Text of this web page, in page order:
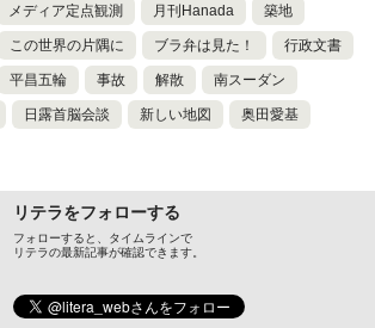
メディア定点観測 月刊Hanada 築地
この世界の片隅に ブラ弁は見た！ 行政文書
平昌五輪 事故 解散 南スーダン
日露首脳会談 新しい地図 奥田愛基
リテラをフォローする
フォローすると、タイムラインで
リテラの最新記事が確認できます。